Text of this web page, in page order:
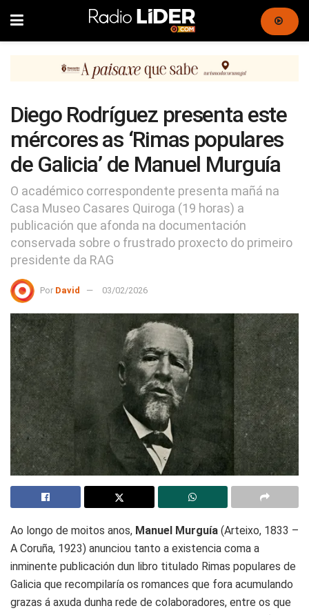
Diego Rodríguez presenta este
mércores as ‘Rimas populares
de Galicia’ de Manuel Murguía
O académico correspondente presenta mañá na
Casa Museo Casares Quiroga (19 horas) a
publicación que afonda na documentación
conservada sobre o frustrado proxecto do primeiro
presidente da RAG
Por David 03/02/2026
Ao longo de moitos anos, Manuel Murguía (Arteixo, 1833 –
A Coruña, 1923) anunciou tanto a existencia coma a
inminente publicación dun libro titulado Rimas populares de
Galicia que recompilaría os romances que fora acumulando
grazas á axuda dunha rede de colaboradores, entre os que